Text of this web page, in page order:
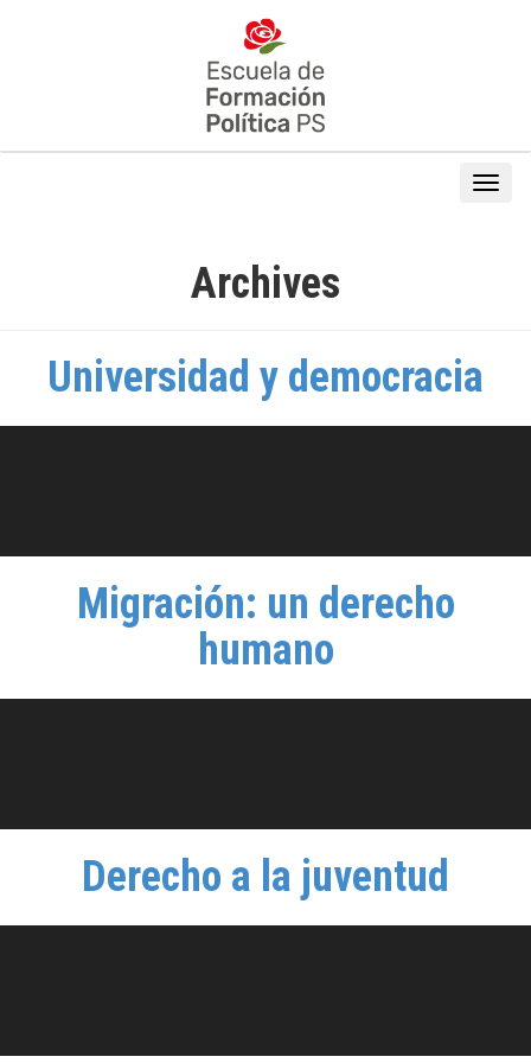
Archives
Universidad y democracia
Migración: un derecho
humano
Derecho a la juventud